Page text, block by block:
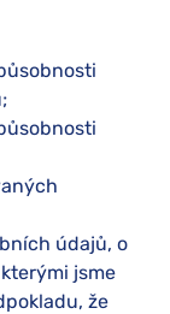
údajů, o
jsme
že